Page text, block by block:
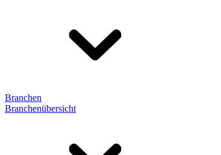
Branchen
Branchenübersicht